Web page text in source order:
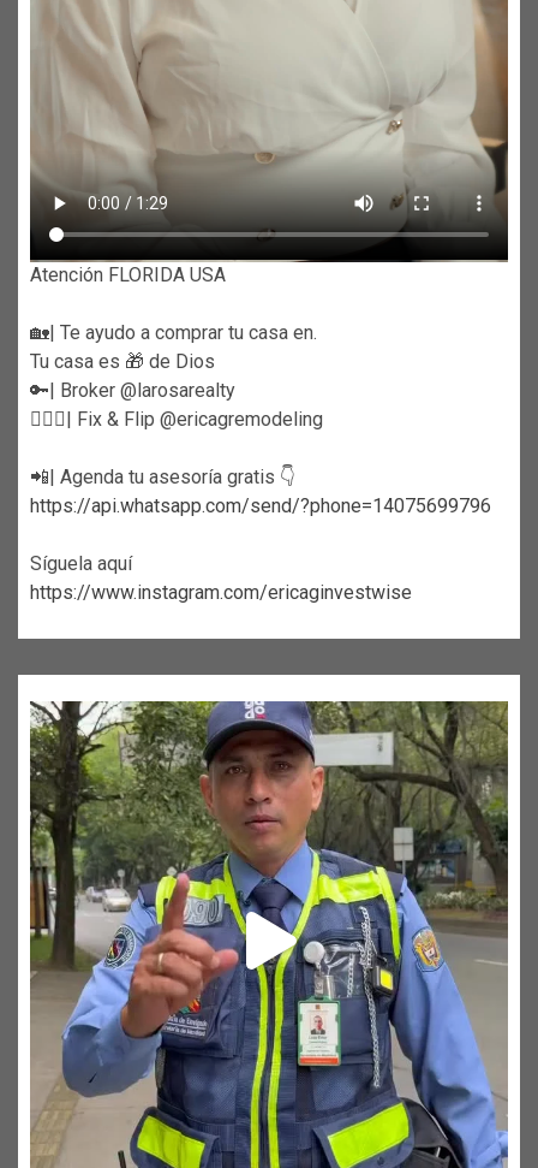
Atención FLORIDA USA
🏡| Te ayudo a comprar tu casa en.
Tu casa es 🎁 de Dios
🔑| Broker @larosarealty
👷🏼‍♀️| Fix & Flip @ericagremodeling
📲| Agenda tu asesoría gratis 👇
https://api.whatsapp.com/send/?phone=14075699796
Síguela aquí
https://www.instagram.com/ericaginvestwise